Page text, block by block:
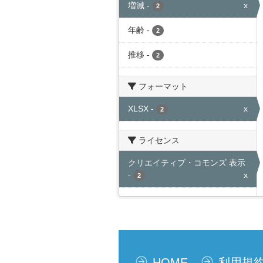
増減 - 2 x
年齢 - 2
推移 - 2
フォーマット
XLSX - 2 x
ライセンス
クリエイティブ・コモンズ 表示
-
2 x